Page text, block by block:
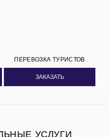
ПЕРЕВОЗКА ТУРИСТОВ
ЗАКАЗАТЬ
УСЛУГИ